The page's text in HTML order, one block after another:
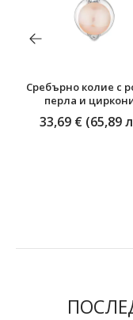
Сребърно колие с
перла и
33,69 € (65,89